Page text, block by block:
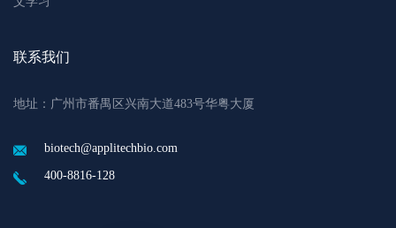
联系我们
地址：广州市番禺区兴南大道483号华粤大厦
biotech@applitechbio.com
400-8816-128